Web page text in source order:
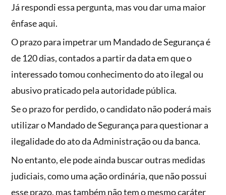
Já respondi essa pergunta, mas vou dar uma maior
ênfase aqui.
O prazo para impetrar um Mandado de Segurança é
de 120 dias, contados a partir da data em que o
interessado tomou conhecimento do ato ilegal ou
abusivo praticado pela autoridade pública.
Se o prazo for perdido, o candidato não poderá mais
utilizar o Mandado de Segurança para questionar a
ilegalidade do ato da Administração ou da banca.
No entanto, ele pode ainda buscar outras medidas
judiciais, como uma ação ordinária, que não possui
esse prazo, mas também não tem o mesmo caráter